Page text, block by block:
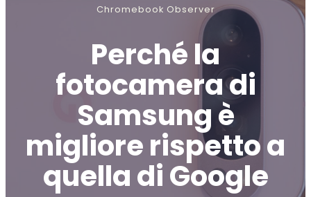
Chromebook Observer
Perché la
fotocamera di
Samsung è
migliore rispetto a
quella di Google